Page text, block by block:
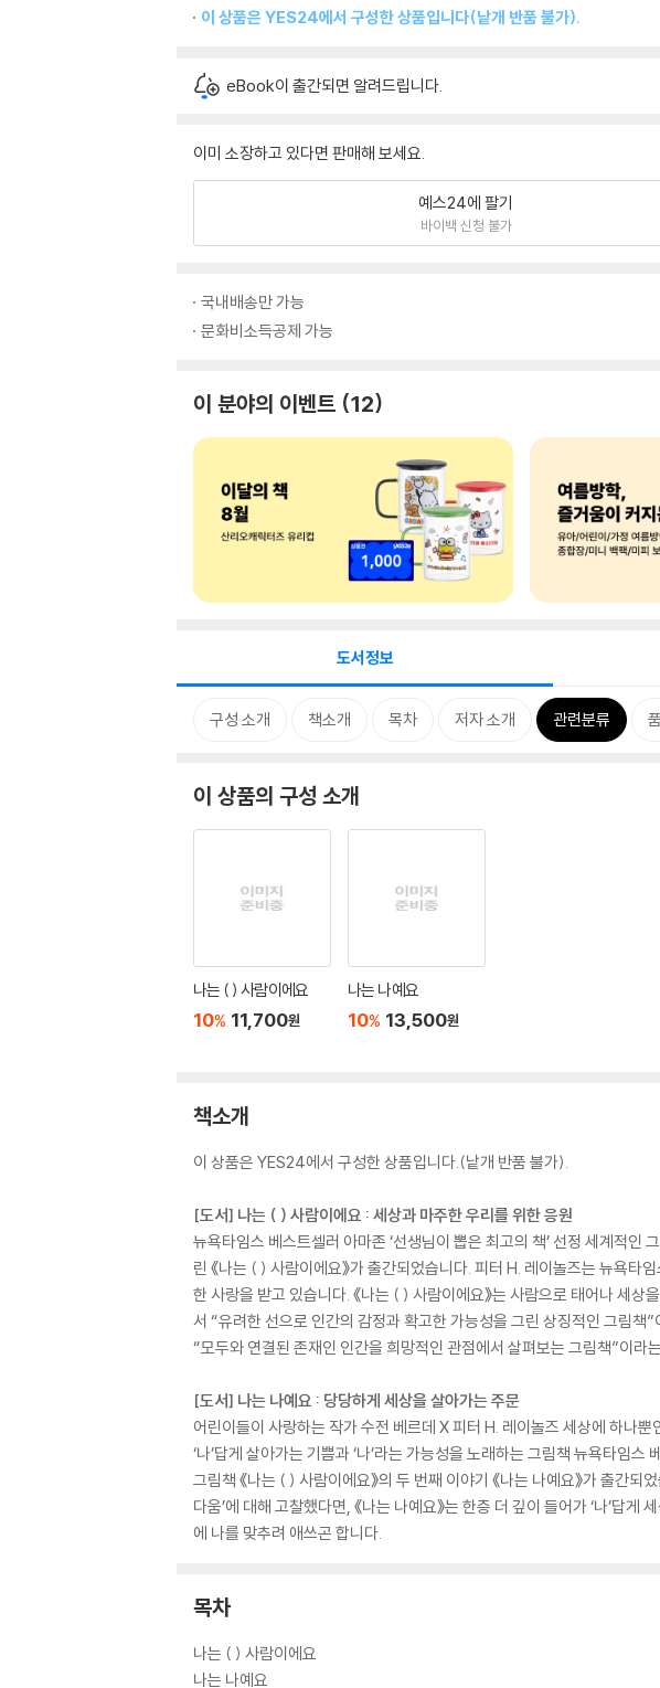
이 상품은 YES24에서 구성한 상품입니다(낱개 반품 불가).
eBook이 출간되면 알려드립니다.
이미 소장하고 있다면 판매해 보세요.
예스24에 팔기
바이백 신청 불가
국내배송만 가능
문화비소득공제 가능
이 분야의 이벤트 12
도서정보
구성 소개 책소개 목차 저자 소개 관련분류
이 상품의 구성 소개
나는 ( ) 사람이에요
10% 11,700원
나는 나예요
10% 13,500원
책소개
이 상품은 YES24에서 구성한 상품입니다.(낱개 반품 불가).
[도서] 나는 ( ) 사람이에요 : 세상과 마주한 우리를 위한 응원
뉴욕타임스 베스트셀러 아마존 ‘선생님이 뽑은 최고의 책’ 선정 세계적
린 《나는 ( ) 사람이에요》가 출간되었습니다. 피터 H. 레이놀즈는 뉴욕타
한 사랑을 받고 있습니다. 《나는 ( ) 사람이에요》는 사람으로 태어나 세
서 “유려한 선으로 인간의 감정과 확고한 가능성을 그린 상징적인 그림
“모두와 연결된 존재인 인간을 희망적인 관점에서 살펴보는 그림책”이라
[도서] 나는 나예요 : 당당하게 세상을 살아가는 주문
어린이들이 사랑하는 작가 수전 베르데 X 피터 H. 레이놀즈 세상에 하나뿐
‘나’답게 살아가는 기쁨과 ‘나’라는 가능성을 노래하는 그림책 뉴욕타임
그림책 《나는 ( ) 사람이에요》의 두 번째 이야기 《나는 나예요》가 출간
다움’에 대해 고찰했다면, 《나는 나예요》는 한층 더 깊이 들어가 ‘나’답
에 나를 맞추려 애쓰곤 합니다.
목차
나는 ( ) 사람이에요
나는 나예요